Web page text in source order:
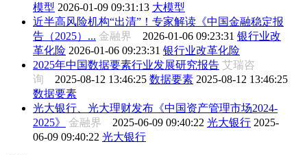
模型 2026-01-09 09:31:13 大模型
近半高风险机构“出清”！专家解读《中国金融稳定报
告（2025）... 金融界 2026-01-06 09:23:31 银行业改
革化险 2026-01-06 09:23:31 银行业改革化险
2025年中国数据要素行业发展研究报告 艾瑞咨
询 2025-08-12 13:46:25 数据要素 2025-08-12 13:46:25
数据要素
光大银行、光大理财发布《中国资产管理市场2024-
2025》
金融界 2025-06-09 09:40:22 光大银行 2025-
06-09 09:40:22 光大银行